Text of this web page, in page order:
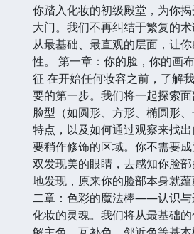
你踏入化妆的初级殿堂，为你
大门。我们不再纠结于繁复的
从最基础、最直观的层面，让
性。 第一章：你的脸，你的
征 在开始任何妆容之前，了解
要的第一步。我们将一起探索
脸型（如圆形、方形、椭圆形
特点，以及如何通过观察来找
要稍作修饰的区域。你不需要
双发现美的眼睛，去感知你脸
地发现，原来你的脸部本身就
二章：色彩的魔法棒——认识与
化妆的灵魂。我们将从最基础